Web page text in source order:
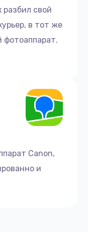
разбил свой
в тот же
фотоаппарат.
Canon,
и